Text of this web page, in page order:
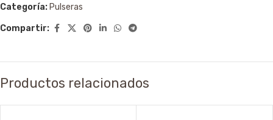
Categoría: Pulseras
Compartir:
Productos relacionados